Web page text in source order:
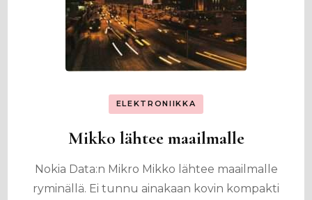
ELEKTRONIIKKA
Mikko lähtee maailmalle
Nokia Data:n Mikro Mikko lähtee maailmalle
ryminällä. Ei tunnu ainakaan kovin kompakti